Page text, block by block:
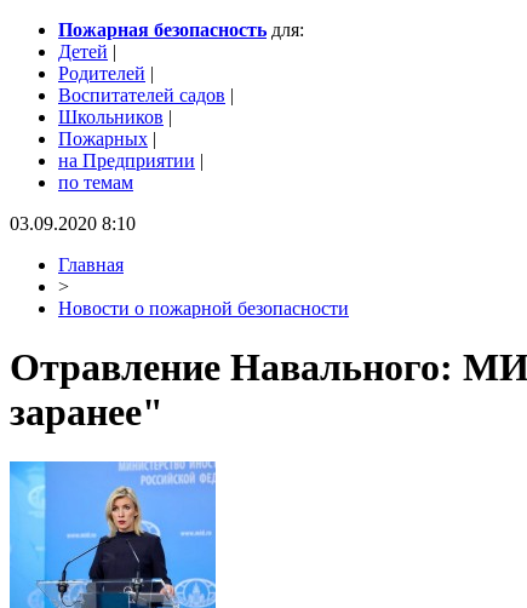
Пожарная безопасность для:
Детей |
Родителей |
Воспитателей садов |
Школьников |
Пожарных |
на Предприятии |
по темам
03.09.2020 8:10
Главная
>
Новости о пожарной безопасности
Отравление Навального:
заранее"